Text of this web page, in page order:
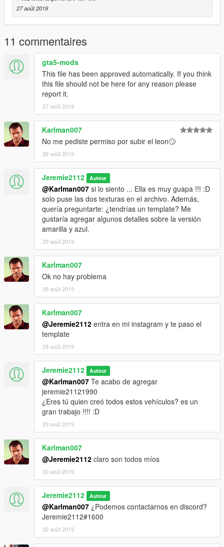
27 août 2019
11 commentaires
gta5-mods
This file has been approved automatically. If you think
this file should not be here for any reason please
report it.
27 août 2019
Karlman007
No me pediste permiso por subir el leon🙄
29 août 2019
Jeremie2112 Auteur
@Karlman007 si lo siento ... Ella es muy guapa !!! :D
solo puse las dos texturas en el archivo. Además,
quería preguntarte: ¿tendrías un template? Me
gustaría agregar algunos detalles sobre la versión
amarilla y azul.
29 août 2019
Karlman007
Ok no hay problema
29 août 2019
Karlman007
@Jeremie2112 entra en mi instagram y te paso el
template
29 août 2019
Jeremie2112 Auteur
@Karlman007 Te acabo de agregar
jeremie21121990
¿Eres tú quien creó todos estos vehículos? es un
gran trabajo !!!! :D
29 août 2019
Karlman007
@Jeremie2112 claro son todos míos
30 août 2019
Jeremie2112 Auteur
@Karlman007 ¿Podemos contactarnos en discord?
Jeremie2112#1600
30 août 2019